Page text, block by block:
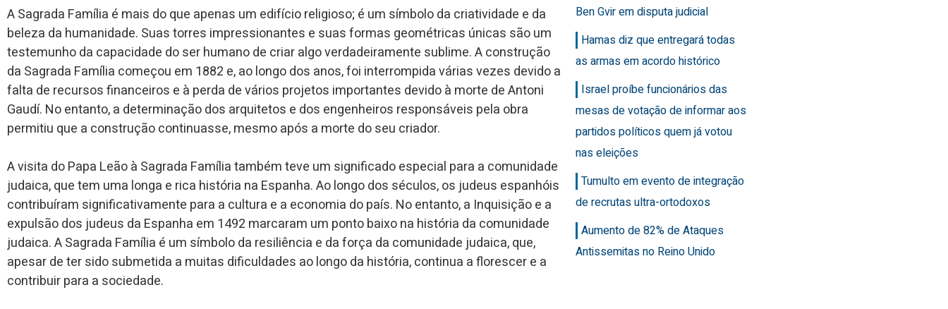
A Sagrada Família é mais do que apenas um edifício religioso; é um símbolo da criatividade e da
beleza da humanidade. Suas torres impressionantes e suas formas geométricas únicas são um
testemunho da capacidade do ser humano de criar algo verdadeiramente sublime. A construção
da Sagrada Família começou em 1882 e, ao longo dos anos, foi interrompida várias vezes devido a
falta de recursos financeiros e à perda de vários projetos importantes devido à morte de Antoni
Gaudí. No entanto, a determinação dos arquitetos e dos engenheiros responsáveis pela obra
permitiu que a construção continuasse, mesmo após a morte do seu criador.
A visita do Papa Leão à Sagrada Família também teve um significado especial para a comunidade
judaica, que tem uma longa e rica história na Espanha. Ao longo dos séculos, os judeus espanhóis
contribuíram significativamente para a cultura e a economia do país. No entanto, a Inquisição e a
expulsão dos judeus da Espanha em 1492 marcaram um ponto baixo na história da comunidade
judaica. A Sagrada Família é um símbolo da resiliência e da força da comunidade judaica, que,
apesar de ter sido submetida a muitas dificuldades ao longo da história, continua a florescer e a
contribuir para a sociedade.
Ben Gvir em disputa judicial
Hamas diz que entregará todas
as armas em acordo histórico
Israel proíbe funcionários das
mesas de votação de informar aos
partidos políticos quem já votou
nas eleições
Tumulto em evento de integração
de recrutas ultra-ortodoxos
Aumento de 82% de Ataques
Antissemitas no Reino Unido